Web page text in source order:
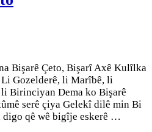
Bişarê Çeto, Bişarî Axê Kulîlka
Gozelderê, li Marîbê, li
Birinciyan Dema ko Bişarê
serê çiya Gelekî dilê min Bi
digo qê wê bigîje eskerê …